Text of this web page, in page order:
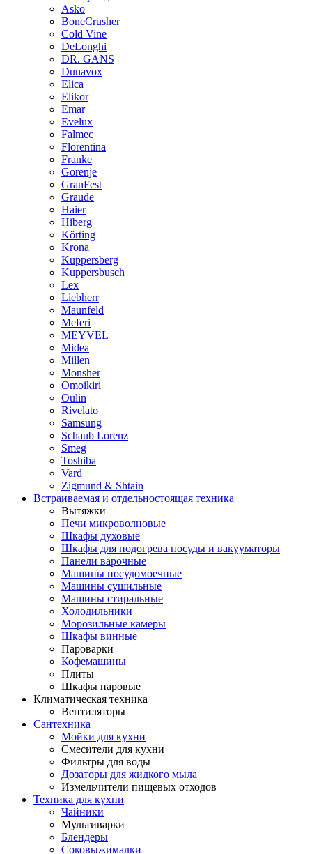
Asko
BoneCrusher
Cold Vine
DeLonghi
DR. GANS
Dunavox
Elica
Elikor
Emar
Evelux
Falmec
Florentina
Franke
Gorenje
GranFest
Graude
Haier
Hiberg
Körting
Krona
Kuppersberg
Kuppersbusch
Lex
Liebherr
Maunfeld
Meferi
MEYVEL
Midea
Millen
Monsher
Omoikiri
Oulin
Rivelato
Samsung
Schaub Lorenz
Smeg
Toshiba
Vard
Zigmund & Shtain
Встраиваемая и отдельностоящая техника
Вытяжки
Печи микроволновые
Шкафы духовые
Шкафы для подогрева посуды и вакууматоры
Панели варочные
Машины посудомоечные
Машины сушильные
Машины стиральные
Холодильники
Морозильные камеры
Шкафы винные
Пароварки
Кофемашины
Плиты
Шкафы паровые
Климатическая техника
Вентиляторы
Сантехника
Мойки для кухни
Смесители для кухни
Фильтры для воды
Дозаторы для жидкого мыла
Измельчители пищевых отходов
Техника для кухни
Чайники
Мультиварки
Блендеры
Соковыжималки